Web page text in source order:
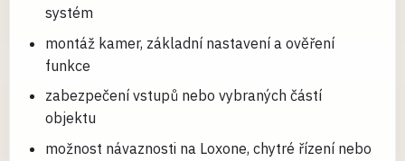
systém
montáž kamer, základní nastavení a ověření
funkce
zabezpečení vstupů nebo vybraných částí
objektu
možnost návaznosti na Loxone, chytré řízení nebo